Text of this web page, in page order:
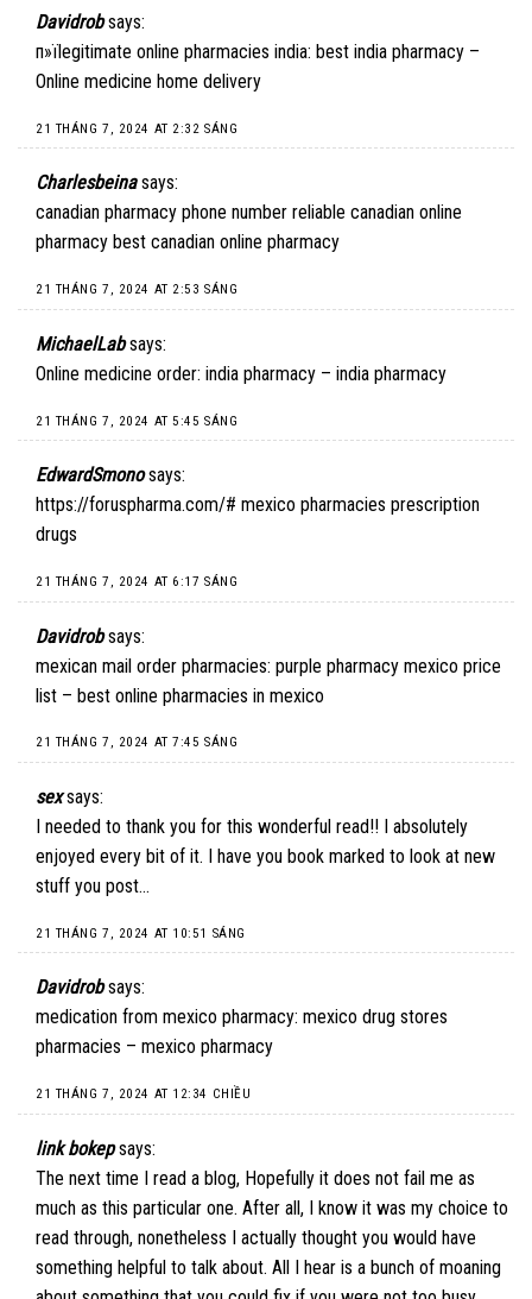
Davidrob says:
п»їlegitimate online pharmacies india: best india pharmacy –
Online medicine home delivery
21 THÁNG 7, 2024 AT 2:32 SÁNG
Charlesbeina says:
canadian pharmacy phone number reliable canadian online
pharmacy best canadian online pharmacy
21 THÁNG 7, 2024 AT 2:53 SÁNG
MichaelLab says:
Online medicine order: india pharmacy – india pharmacy
21 THÁNG 7, 2024 AT 5:45 SÁNG
EdwardSmono says:
https://foruspharma.com/# mexico pharmacies prescription
drugs
21 THÁNG 7, 2024 AT 6:17 SÁNG
Davidrob says:
mexican mail order pharmacies: purple pharmacy mexico price
list – best online pharmacies in mexico
21 THÁNG 7, 2024 AT 7:45 SÁNG
sex says:
I needed to thank you for this wonderful read!! I absolutely
enjoyed every bit of it. I have you book marked to look at new
stuff you post…
21 THÁNG 7, 2024 AT 10:51 SÁNG
Davidrob says:
medication from mexico pharmacy: mexico drug stores
pharmacies – mexico pharmacy
21 THÁNG 7, 2024 AT 12:34 CHIỀU
link bokep says:
The next time I read a blog, Hopefully it does not fail me as
much as this particular one. After all, I know it was my choice to
read through, nonetheless I actually thought you would have
something helpful to talk about. All I hear is a bunch of moaning